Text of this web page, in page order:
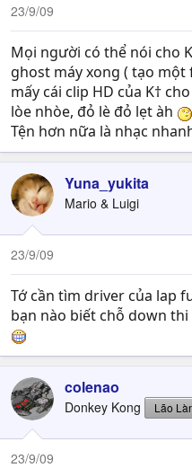
23/9/09
Mọi người có thể nói cho
ghost máy xong ( tạo
mấy cái clip HD của K†
lòe nhòe, đỏ lè đỏ lẹt àh
Tện hơn nữa là nhạc
Yuna_yukita
Mario & Luigi
23/9/09
Tớ cần tìm driver của lap
bạn nào biết chỗ down
colenao
Donkey Kong Lão
23/9/09